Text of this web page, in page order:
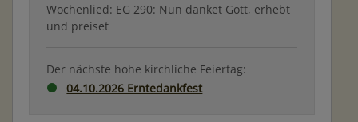
Wochenlied: EG 290: Nun danket Gott, erhebt
und preiset
Der nächste hohe kirchliche Feiertag:
04.10.2026 Erntedankfest